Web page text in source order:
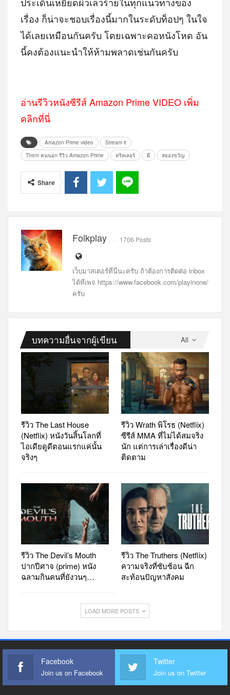
เรื่อง ก็น่าจะชอบเรื่องนี้มากในระดับท็อปๆ ในใจ
ได้เลยเหมือนกันครับ โดยเฉพาะคอหนังโหด อัน
นี้คงต้องแนะนำให้ห้ามพลาดเช่นกันครับ
อ่านรีวิวหนังซีรีส์ Amazon Prime VIDEO เพิ่ม
คลิกที่นี่
Amazon Prime video
Stream it
Them คนนอก รีวิว Amazon Prime
ทริลเลอร์ ผี สยองขวัญ
Share
Folkplay 1706 Posts
เว็บมาสเตอร์ที่นี่นะครับ ถ้าต้องการติดต่อ inbox
ได้ที่เพจ https://www.facebook.com/playinone/
ครับ
All
บทความอื่นจากผู้เขียน
รีวิว The Last House
(Netflix) หนังวันสิ้นโลกที่
ไอเดียดูดีตอนแรกแค่นั้น
จริงๆ
รีวิว Wrath พิโรธ (Netflix)
ซีรีส์ MMA ที่ไม่ได้สมจริง
นัก แต่การเล่าเรื่องดีน่า
ติดตาม
รีวิว The Devil’s Mouth
ปากปีศาจ (prime) หนัง
ฉลามกินคนที่ยังวนๆ…
รีวิว The Truthers (Netflix)
ความจริงที่ซับซ้อน ฉีก
สะท้อนปัญหาสังคม
LOAD MORE POSTS
Facebook
Join us on Facebook
Twitter
Join us on Twitter